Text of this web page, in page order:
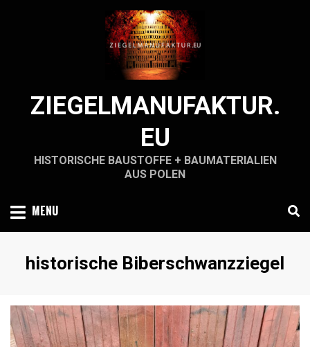
ZIEGELMANUFAKTUR.
EU
HISTORISCHE BAUSTOFFE + BAUMATERIALIEN
AUS POLEN
MENU
Schlagwort
:
historische Biberschwanzziegel